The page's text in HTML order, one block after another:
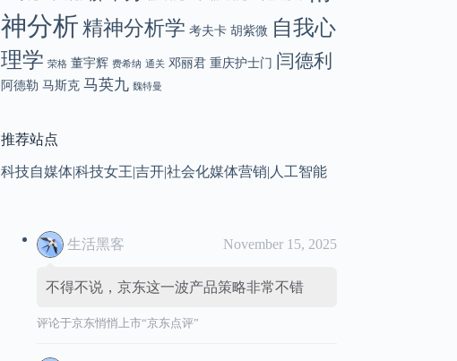
神分析精神分析学 考夫卡 胡紫微 自我心
理学 荣格 董宇辉 费希纳 通关 邓丽君 重庆护士门 闫德利
阿德勒 马斯克 马英九 魏特曼
推荐站点
科技自媒体|科技女王|吉开|社会化媒体营销| 人工智能
生活黑客 November 15, 2025
不得不说，京东这一波产品策略非常不错
评论于京东悄悄上市“京东点评”